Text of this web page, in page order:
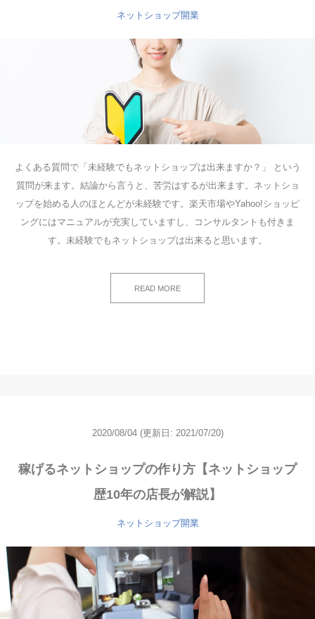
ネットショップ開業
よくある質問で「未経験でもネットショップは出来ますか？」 という
質問が来ます。結論から言うと、苦労はするが出来ます。ネットショ
ップを始める人のほとんどが未経験です。楽天市場やYahoo!ショッピ
ングにはマニュアルが充実していますし、コンサルタントも付きま
す。未経験でもネットショップは出来ると思います。
READ MORE
2020/08/04 (更新日: 2021/07/20)
稼げるネットショップの作り方【ネットショップ
歴10年の店長が解説】
ネットショップ開業